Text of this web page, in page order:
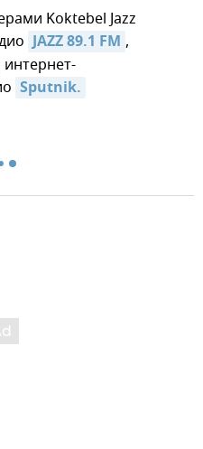
Koktebel Jazz
JAZZ 89.1 FM ,
Sputnik.